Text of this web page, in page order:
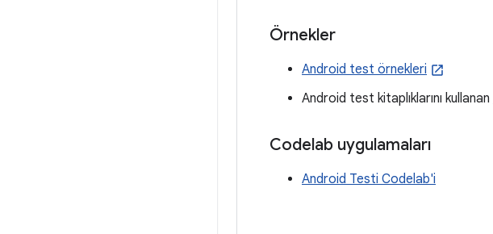
Örnekler
Android test örnekleri
Android test kitaplıklarını kullanan
Codelab uygulamaları
Android Testi Codelab'i